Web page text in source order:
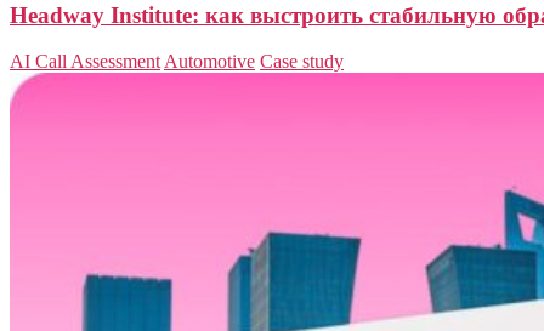
Headway Institute: как выстроить стабильную
AI Call Assessment Automotive Case study